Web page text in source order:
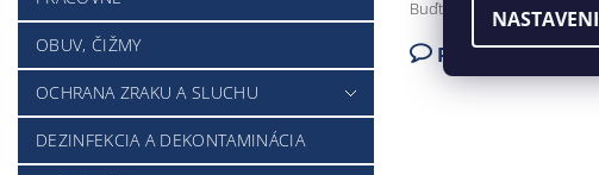
OBUV, ČIŽMY
OCHRANA ZRAKU A SLUCHU
DEZINFEKCIA A DEKONTAMINÁCIA
Buďte prvý, kto napíše
Pridať